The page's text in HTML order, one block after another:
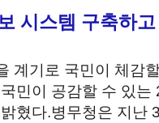
시스템 구축하
계기로 국민이 체감
민이 공감할 수 있
혔다.병무청은 지난